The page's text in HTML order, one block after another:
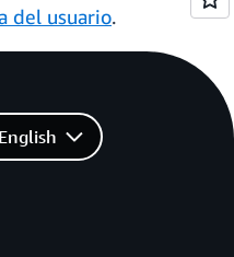
del usuario.